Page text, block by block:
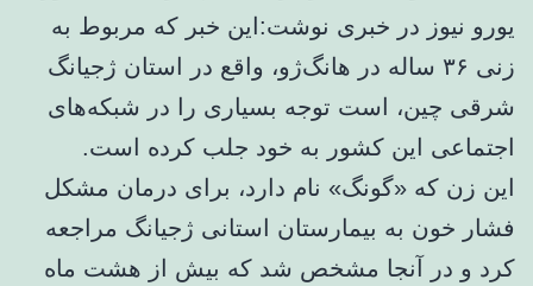
یورو نیوز در خبری نوشت:این خبر که مربوط به
زنی ۳۶ ساله در هانگ‌ژو، واقع در استان ژجیانگ
شرقی چین، است توجه بسیاری را در شبکه‌های
اجتماعی این کشور به خود جلب کرده است.
این زن که «گونگ» نام دارد، برای درمان مشکل
فشار خون به بیمارستان استانی ژجیانگ مراجعه
کرد و در آنجا مشخص شد که بیش از هشت ماه